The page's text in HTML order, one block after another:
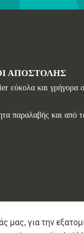
ΑΠΟΣΤΟΛΗΣ
εύκολα και γρήγορα
παραλαβής και από
μας, για την